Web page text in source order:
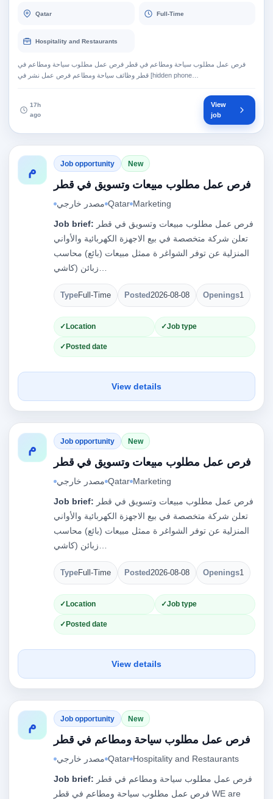
Qatar Full-Time
Hospitality and Restaurants
فرص عمل مطلوب سياحة ومطاعم في قطر فرص عمل مطلوب سياحة ومطاعم في
قطر وظائف سياحة ومطاعم فرص عمل نشر في [hidden phone…
17h
ago
View
job
م Job opportunity New
فرص عمل مطلوب مبيعات وتسويق في قطر
مصدر خارجي Qatar Marketing
Job brief:
تعلن شركة متخصصة في بيع الاجهزة الكهربائية والأواني
المنزلية عن توفر الشواغر ة ممثل مبيعات (بائع) محاسب
TypeFull-Time Posted2026-08-08 Openings1
Location Job type
Posted date
View details
م Job opportunity New
فرص عمل مطلوب مبيعات وتسويق في قطر
مصدر خارجي Qatar Marketing
Job brief:
تعلن شركة متخصصة في بيع الاجهزة الكهربائية والأواني
المنزلية عن توفر الشواغر ة ممثل مبيعات (بائع) محاسب
TypeFull-Time Posted2026-08-08 Openings1
Location Job type
Posted date
View details
م Job opportunity New
فرص عمل مطلوب سياحة ومطاعم في قطر
مصدر خارجي Qatar Hospitality and Restaurants
Job brief:
فرص عمل مطلوب سياحة ومطاعم في قطر WE are